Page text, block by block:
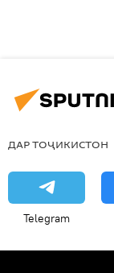
ДАР ТОҶИКИСТОН
Telegram